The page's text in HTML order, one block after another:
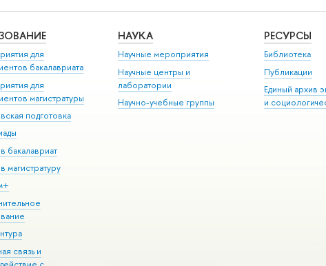
для
бакалавриата
для
магистратуры
подготовка
бакалавриат
магистратуру
связь и
НАУКА
Научные мероприятия
Научные центры и
лаборатории
Научно-учебные группы
РЕСУРСЫ
Библиотека
Публикации
Единый архив
и